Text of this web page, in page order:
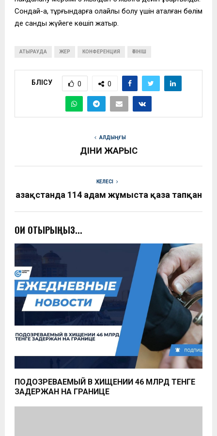
Сондай-ақ, тұрғындарға қолайлы болу үшін аталған бөлім
де сандық жүйеге көшіп жатыр.
АТЫРАУДА ЖЕР КОНФЕРЕНЦИЯ ӨТІНІШ
БӨЛІСУ 0 0
АЛДЫҢҒЫ
ДІНИ ЖАРЫС
КЕЛЕСІ
Қазақстанда 114 адам жұмыста қаза тапқан
ОҚИ ОТЫРЫҢЫЗ...
ПОДОЗРЕВАЕМЫЙ В ХИЩЕНИИ 46 МЛРД ТЕНГЕ
ЗАДЕРЖАН НА ГРАНИЦЕ